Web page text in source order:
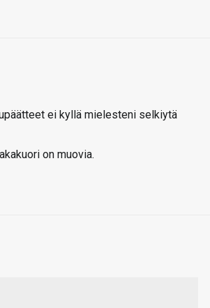
ei kyllä mielesteni selkiytä
on muovia.